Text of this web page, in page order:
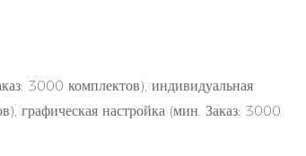
3000 комплектов), индивидуальная
графическая настройка (мин. Заказ: 3000